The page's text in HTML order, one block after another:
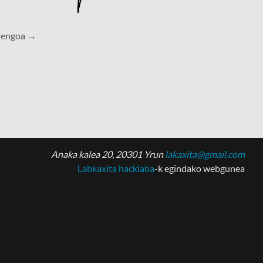
→
Anaka kalea 20, 20301 Yrunlakaxita@gmail.com
Labkaxita hacklaba-k egindako webgunea